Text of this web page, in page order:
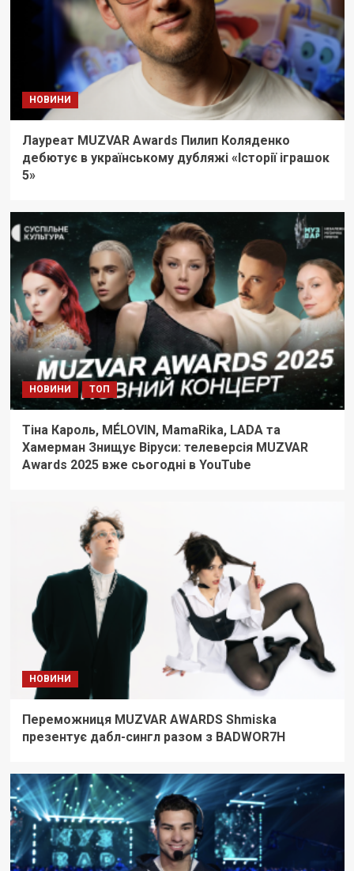
НОВИНИ
Лауреат MUZVAR Awards Пилип Коляденко
дебютує в українському дубляжі «Історії іграшок
5»
НОВИНИ ТОП
Тіна Кароль, MÉLOVIN, MamaRika, LADA та
Хамерман Знищує Віруси: телеверсія MUZVAR
Awards 2025 вже сьогодні в YouTube
НОВИНИ
Переможниця MUZVAR AWARDS Shmiska
презентує дабл-сингл разом з BADWOR7H